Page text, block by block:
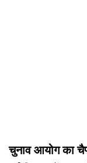
चुनाव आयोग का